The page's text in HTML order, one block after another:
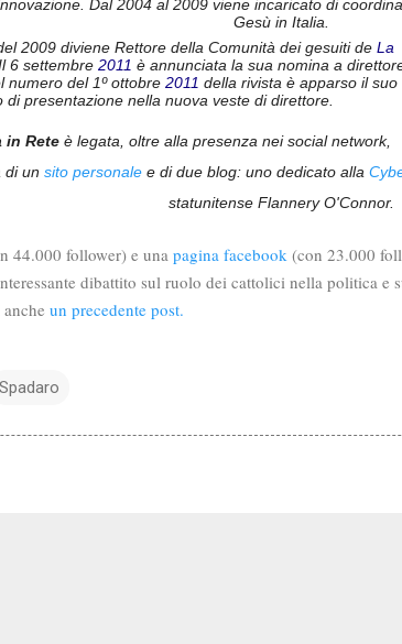
Dal 2004 al 2009 viene incaricato di
Gesù in Italia.
2009 diviene Rettore della Comunità dei gesuiti de La
Il 6 settembre 2011 è annunciata la sua nomina a
numero del 1º ottobre 2011 della rivista è apparso il suo
di presentazione nella nuova veste di direttore.
in Rete è legata, oltre alla presenza nei social network,
di un sito personalee di due blog: uno dedicato alla
statunitense Flannery O'Connor.
44.000 follower) e una pagina facebook (con 23.000
dibattito sul ruolo dei cattolici nella politica e
un precedente post.
Spadaro